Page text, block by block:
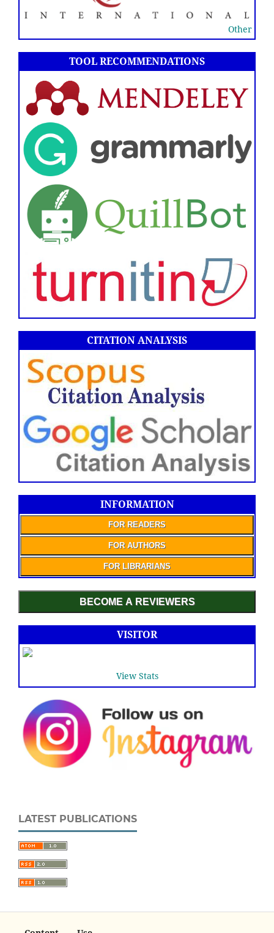
Other
TOOL RECOMMENDATIONS
CITATION ANALYSIS
INFORMATION
FOR READERS
FOR AUTHORS
FOR LIBRARIANS
BECOME A REVIEWERS
VISITOR
View Stats
LATEST PUBLICATIONS